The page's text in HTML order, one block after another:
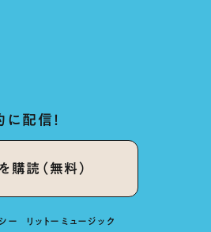
配信！
購読（無料）
ー リットーミュージック